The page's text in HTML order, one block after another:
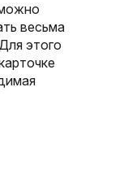
весьма
этого